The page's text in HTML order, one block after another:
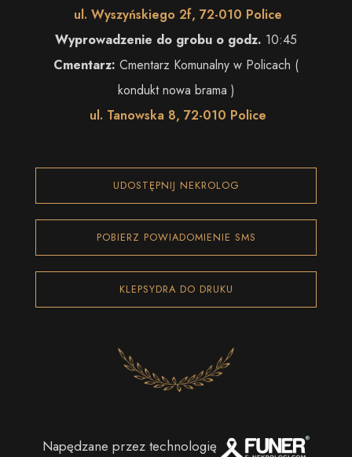
ul. Wyszyńskiego 2f, 72-010 Police
Wyprowadzenie do grobu o godz. 10:45
Cmentarz: Cmentarz Komunalny w Policach (
kondukt nowa brama )
ul. Tanowska 8, 72-010 Police
UDOSTĘPNIJ NEKROLOG
POBIERZ POWIADOMIENIE SMS
KLEPSYDRA DO DRUKU
Napędzane przez technologię